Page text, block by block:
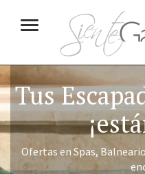
Toggle
navigation
Tus
Ofertas en Spas,